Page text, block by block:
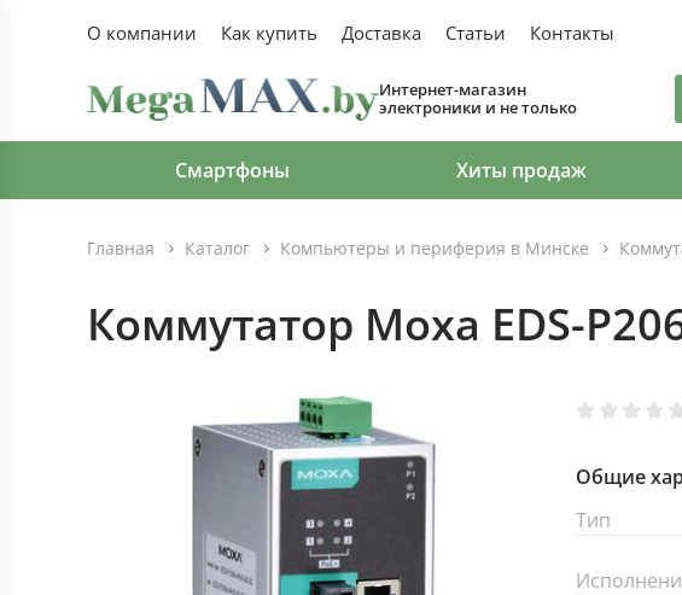
О компании Как купить Доставка Статьи Контакты
Интернет-магазин
электроники и не только
Смартфоны Хиты продаж
Главная Каталог Компьютеры и периферия в Минске
Коммутатор Moxa EDS-
Общие
Тип